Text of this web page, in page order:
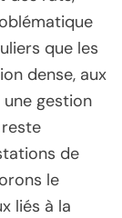
que les
dense, aux
gestion
de
le
liés à la